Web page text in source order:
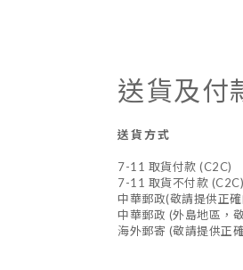
送貨及付
送貨方式
7-11 取貨付款 (C2C)
7-11 取貨不付款 (C2C)
中華郵政(敬請提供正
中華郵政 (外島地區，
海外郵寄 (敬請提供正